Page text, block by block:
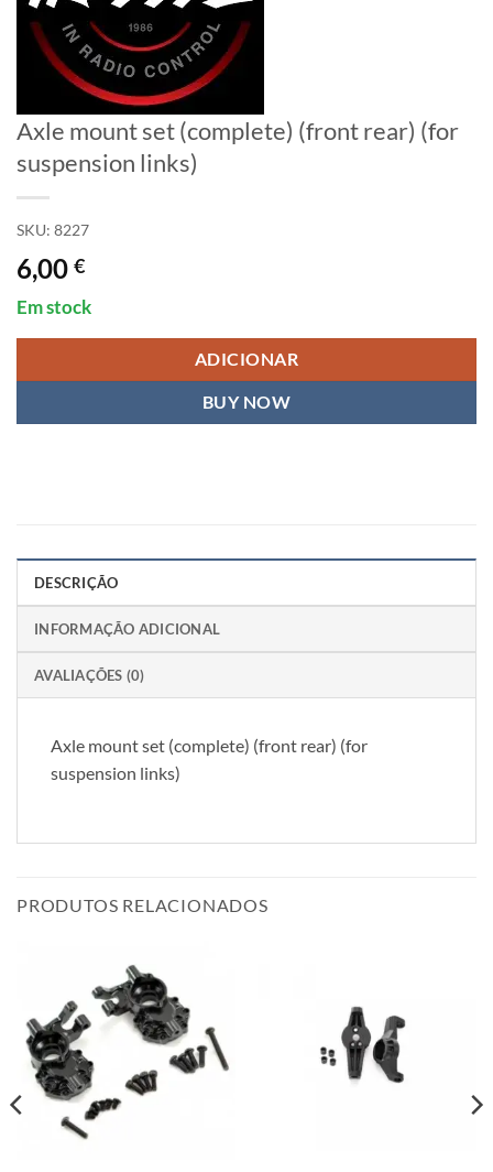
Axle mount set (complete) (front rear) (for
suspension links)
SKU: 8227
6,00 €
Em stock
ADICIONAR
BUY NOW
DESCRIÇÃO
INFORMAÇÃO ADICIONAL
AVALIAÇÕES (0)
Axle mount set (complete) (front rear) (for
suspension links)
PRODUTOS RELACIONADOS